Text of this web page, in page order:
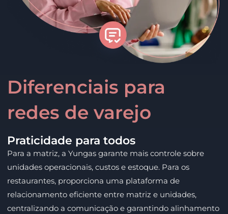
Diferenciais para
redes de varejo
Praticidade para todos
Para a matriz, a Yungas garante mais controle sobre
unidades operacionais, custos e estoque. Para os
restaurantes, proporciona uma plataforma de
relacionamento eficiente entre matriz e unidades,
centralizando a comunicação e garantindo alinhamento